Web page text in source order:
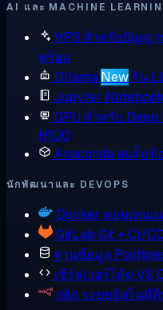
AI และ MACHINE
VPS สำหรับปัญญา
พร้อม
Ollama New รัน
Jupyter
GPU สำหรับ Deep
H100
Anaconda สแต็กข้
นักพัฒนาและ DEVOPS
Docker คอนเทนเ
GitLab Git + CI/
ฐานข้อมูล
เซิร์ฟเวอร์โค้ดVS
n8n ระบบอัตโนมั